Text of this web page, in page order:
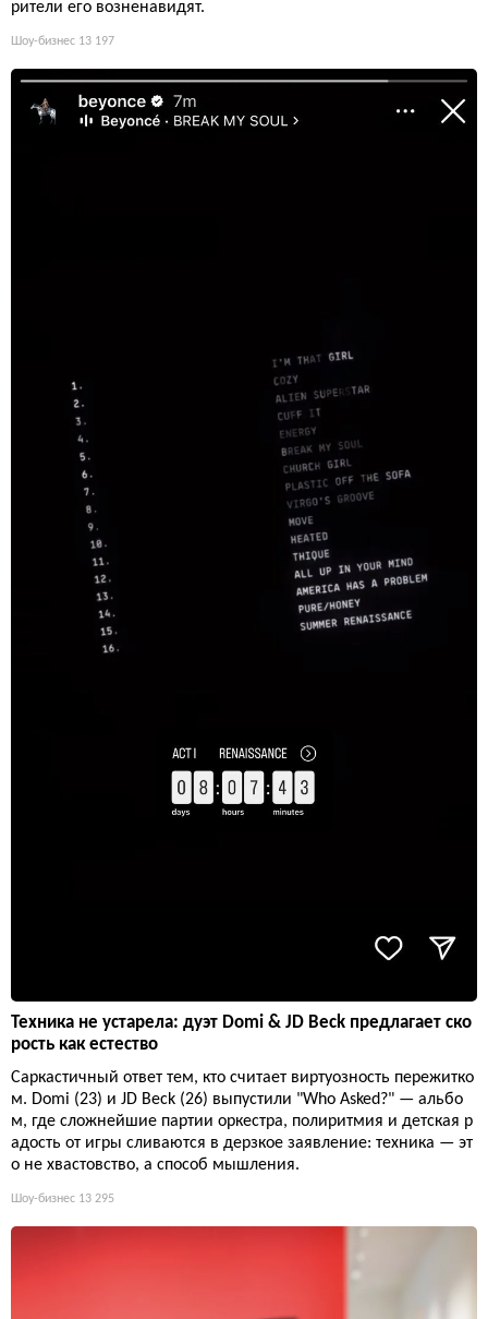
рители его возненавидят.
Шоу-бизнес 13 197
Техника не устарела: дуэт Domi & JD Beck предлагает ско
рость как естество
Саркастичный ответ тем, кто считает виртуозность пережитко
м. Domi (23) и JD Beck (26) выпустили "Who Asked?" — альбо
м, где сложнейшие партии оркестра, полиритмия и детская р
адость от игры сливаются в дерзкое заявление: техника — эт
о не хвастовство, а способ мышления.
Шоу-бизнес 13 295